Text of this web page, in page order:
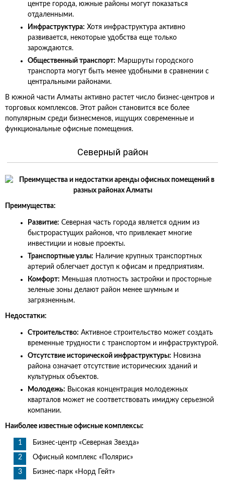
центре города, южные районы могут показаться
отдаленными.
Инфраструктура: Хотя инфраструктура активно
развивается, некоторые удобства еще только
зарождаются.
Общественный транспорт: Маршруты городского
транспорта могут быть менее удобными в сравнении с
центральными районами.
В южной части Алматы активно растет число бизнес-центров и
торговых комплексов. Этот район становится все более
популярным среди бизнесменов, ищущих современные и
функциональные офисные помещения.
Северный район
Преимущества:
Развитие: Северная часть города является одним из
быстрорастущих районов, что привлекает многие
инвестиции и новые проекты.
Транспортные узлы: Наличие крупных транспортных
артерий облегчает доступ к офисам и предприятиям.
Комфорт: Меньшая плотность застройки и просторные
зеленые зоны делают район менее шумным и
загрязненным.
Недостатки:
Строительство: Активное строительство может создать
временные трудности с транспортом и инфраструктурой.
Отсутствие исторической инфраструктуры: Новизна
района означает отсутствие исторических зданий и
культурных объектов.
Молодежь: Высокая концентрация молодежных
кварталов может не соответствовать имиджу серьезной
компании.
Наиболее известные офисные комплексы:
Бизнес-центр «Северная Звезда»
Офисный комплекс «Полярис»
Бизнес-парк «Норд Гейт»